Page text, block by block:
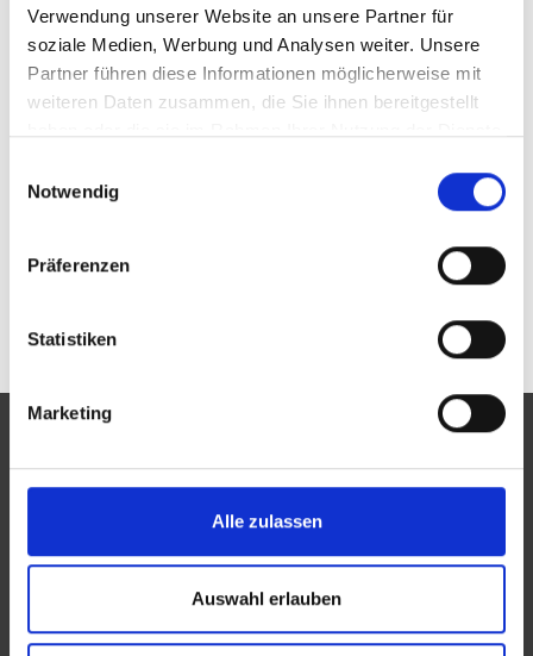
Verwendung unserer Website an unsere Partner für
soziale Medien, Werbung und Analysen weiter. Unsere
Partner führen diese Informationen möglicherweise mit
weiteren Daten zusammen, die Sie ihnen bereitgestellt
Notwendig
Präferenzen
Statistiken
Marketing
Alle zulassen
Auswahl erlauben
Sie sind nicht Optik Urnauer e. K. Inh. Thomas
Schindler? Zur allgemeinen Suche.
Eine Aktion des Zentralverbandes der Augenoptiker und
Optometristen (ZVA)
Der ZVA ist ein Bundesinnungsverband, seine Mitglieder
sind die Landesinnungsverbände und Landesinnungen